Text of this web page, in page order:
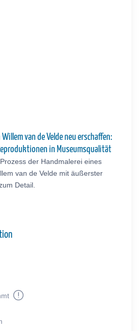
van de Velde neu erschaffen:
in Museumsqualität
der Handmalerei eines
van de Velde mit äußerster
Detail.